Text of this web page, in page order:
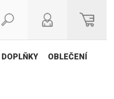
DOPLŇKY OBLEČENÍ